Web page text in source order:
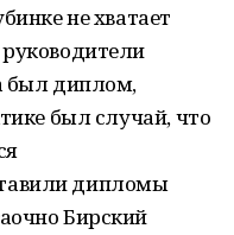
не хватает
был диплом,
был случай, что
дипломы
Бирский